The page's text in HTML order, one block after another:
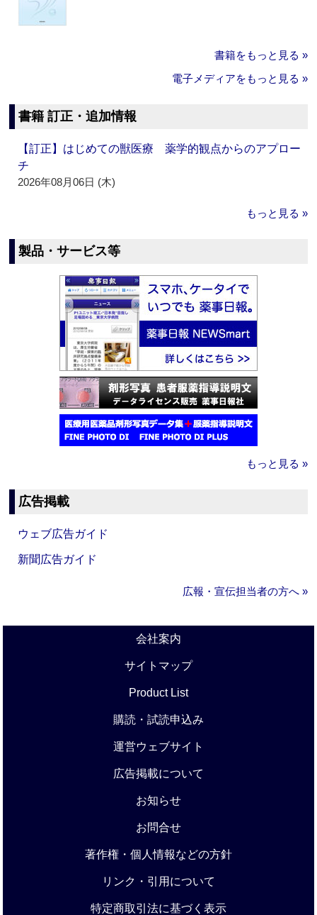
書籍をもっと見る »
電子メディアをもっと見る »
書籍 訂正・追加情報
【訂正】はじめての獣医療 薬学的観点からのアプロー
チ
2026年08月06日 (木)
もっと見る »
製品・サービス等
もっと見る »
広告掲載
ウェブ広告ガイド
新聞広告ガイド
広報・宣伝担当者の方へ »
会社案内
サイトマップ
Product List
購読・試読申込み
運営ウェブサイト
広告掲載について
お知らせ
お問合せ
著作権・個人情報などの方針
リンク・引用について
特定商取引法に基づく表示